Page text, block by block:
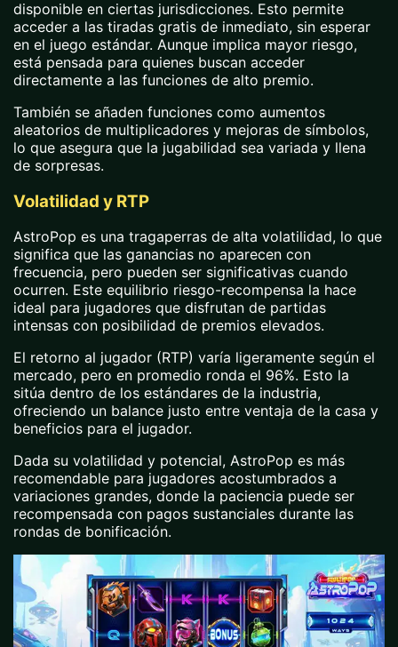
disponible en ciertas jurisdicciones. Esto permite
acceder a las tiradas gratis de inmediato, sin esperar
en el juego estándar. Aunque implica mayor riesgo,
está pensada para quienes buscan acceder
directamente a las funciones de alto premio.
También se añaden funciones como aumentos
aleatorios de multiplicadores y mejoras de símbolos,
lo que asegura que la jugabilidad sea variada y llena
de sorpresas.
Volatilidad y RTP
AstroPop es una tragaperras de alta volatilidad, lo que
significa que las ganancias no aparecen con
frecuencia, pero pueden ser significativas cuando
ocurren. Este equilibrio riesgo-recompensa la hace
ideal para jugadores que disfrutan de partidas
intensas con posibilidad de premios elevados.
El retorno al jugador (RTP) varía ligeramente según el
mercado, pero en promedio ronda el 96%. Esto la
sitúa dentro de los estándares de la industria,
ofreciendo un balance justo entre ventaja de la casa y
beneficios para el jugador.
Dada su volatilidad y potencial, AstroPop es más
recomendable para jugadores acostumbrados a
variaciones grandes, donde la paciencia puede ser
recompensada con pagos sustanciales durante las
rondas de bonificación.